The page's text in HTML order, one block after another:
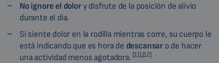
No ignore el dolory disfrute de la posición de alivio
durante el día.
Si siente dolor en la rodilla mientras corre, su cuerpo le
está indicando que es hora de descansar o de hacer
una actividad menos agotadora. [11],[12]